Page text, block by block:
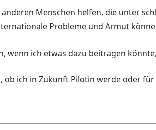
anderen Menschen helfen, die unter
Probleme und Armut
wenn ich etwas dazu beitragen
ob ich in Zukunft Pilotin werde oder